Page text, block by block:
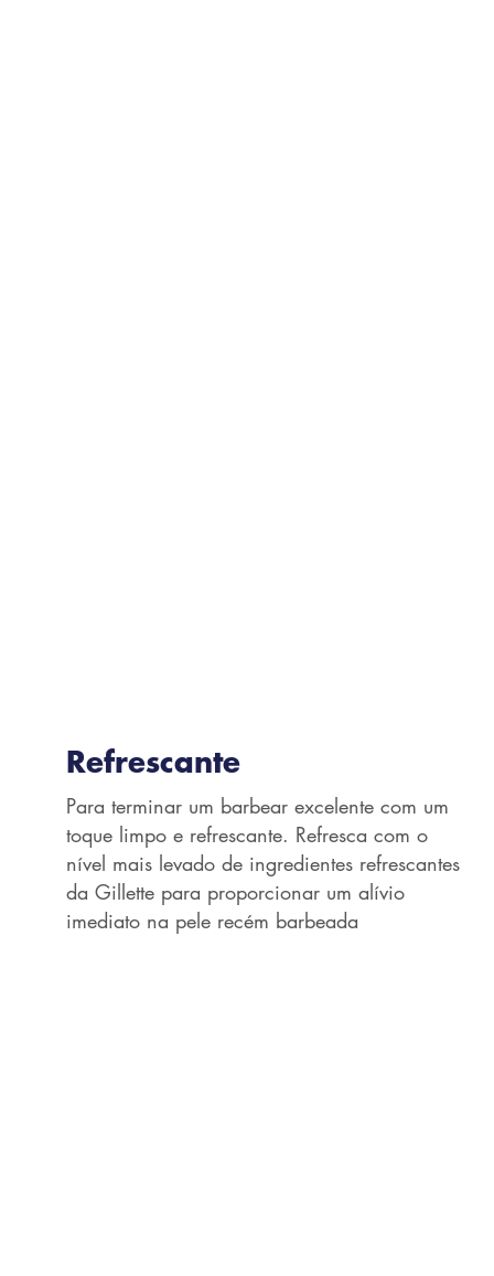
Refrescante
Para terminar um barbear excelente com um
toque limpo e refrescante. Refresca com o
nível mais levado de ingredientes refrescantes
da Gillette para proporcionar um alívio
imediato na pele recém barbeada